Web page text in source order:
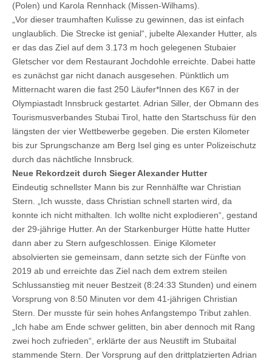
(Polen) und Karola Rennhack (Missen-Wilhams).
„Vor dieser traumhaften Kulisse zu gewinnen, das ist einfach
unglaublich. Die Strecke ist genial“, jubelte Alexander Hutter, als
er das das Ziel auf dem 3.173 m hoch gelegenen Stubaier
Gletscher vor dem Restaurant Jochdohle erreichte. Dabei hatte
es zunächst gar nicht danach ausgesehen. Pünktlich um
Mitternacht waren die fast 250 Läufer*Innen des K67 in der
Olympiastadt Innsbruck gestartet. Adrian Siller, der Obmann des
Tourismusverbandes Stubai Tirol, hatte den Startschuss für den
längsten der vier Wettbewerbe gegeben. Die ersten Kilometer
bis zur Sprungschanze am Berg Isel ging es unter Polizeischutz
durch das nächtliche Innsbruck.
Neue Rekordzeit durch Sieger Alexander Hutter
Eindeutig schnellster Mann bis zur Rennhälfte war Christian
Stern. „Ich wusste, dass Christian schnell starten wird, da
konnte ich nicht mithalten. Ich wollte nicht explodieren“, gestand
der 29-jährige Hutter. An der Starkenburger Hütte hatte Hutter
dann aber zu Stern aufgeschlossen. Einige Kilometer
absolvierten sie gemeinsam, dann setzte sich der Fünfte von
2019 ab und erreichte das Ziel nach dem extrem steilen
Schlussanstieg mit neuer Bestzeit (8:24:33 Stunden) und einem
Vorsprung von 8:50 Minuten vor dem 41-jährigen Christian
Stern. Der musste für sein hohes Anfangstempo Tribut zahlen.
„Ich habe am Ende schwer gelitten, bin aber dennoch mit Rang
zwei hoch zufrieden“, erklärte der aus Neustift im Stubaital
stammende Stern. Der Vorsprung auf den drittplatzierten Adrian